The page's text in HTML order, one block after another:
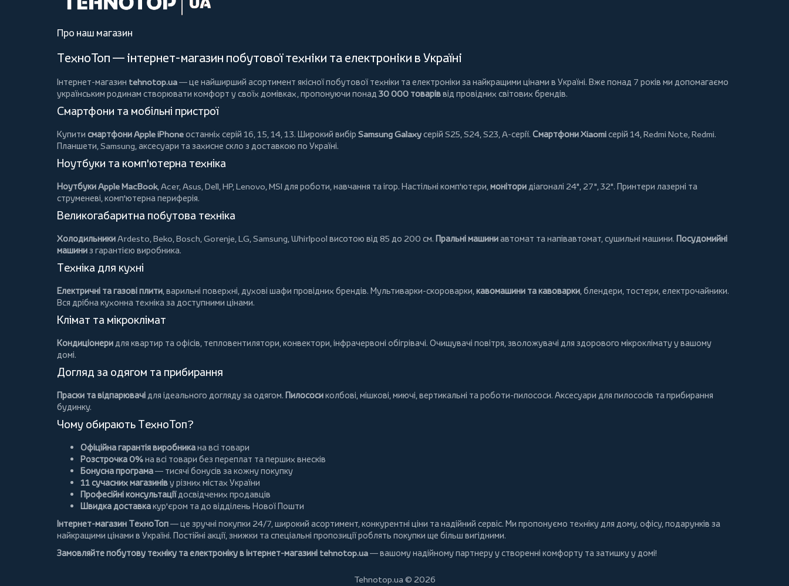
Про наш магазин
ТехноТоп — інтернет-магазин побутової техніки та електроніки в Україні
Інтернет-магазин tehnotop.ua— це найширший асортимент якісної побутової техніки та електроніки за найкращими цінами в Україні. Вже понад 7 років ми допомагаємо
українським родинам створювати комфорт у своїх домівках, пропонуючи понад 30 000 товаріввід провідних світових брендів.
Смартфони та мобільні пристрої
Купити смартфони Apple iPhoneостанніх серій 16, 15, 14, 13. Широкий вибір Samsung Galaxyсерій S25, S24, S23, A-серії. Смартфони Xiaomiсерій 14, Redmi Note, Redmi.
Планшети, Samsung, аксесуари тазахисне скло з доставкою по Україні.
Ноутбуки та комп'ютерна техніка
Ноутбуки Apple MacBook,Acer,Asus,Dell,HP,Lenovo,MSI для роботи, навчання та ігор. Настільні комп'ютери,моніторидіагоналі 24", 27", 32". Принтери лазерні та
струменеві, комп'ютерна периферія.
Великогабаритна побутова техніка
ХолодильникиArdesto,Beko,Bosch,Gorenje,LG,Samsung,Whirlpool висотою від 85 до 200 см. Пральні машиниавтомат та напівавтомат,сушильні машини. Посудомийні
машиниз гарантією виробника.
Техніка для кухні
Електричні та газові плити, варильні поверхні, духові шафи провідних брендів. Мультиварки-скороварки,кавомашини та кавоварки,блендери, тостери,електрочайники.
Вся дрібна кухонна техніка за доступними цінами.
Клімат та мікроклімат
Кондиціонеридля квартир та офісів, тепловентилятори,конвектори,інфрачервоні обігрівачі. Очищувачі повітря, зволожувачі для здорового мікроклімату у вашому
домі.
Догляд за одягом та прибирання
Праски та відпарювачідля ідеального догляду за одягом. Пилососиколбові,мішкові,миючі,вертикальні тароботи-пилососи. Аксесуари для пилососів та прибирання
будинку.
Чому обирають ТехноТоп?
Офіційна гарантія виробникана всі товари
Розстрочка 0%на всі товари без переплат та перших внесків
Бонусна програма— тисячі бонусів за кожну покупку
11 сучасних магазиніву різних містах України
Професійні консультаціїдосвідчених продавців
Швидка доставкакур'єром та до відділень Нової Пошти
Інтернет-магазин ТехноТоп— це зручні покупки 24/7, широкий асортимент, конкурентні ціни та надійний сервіс. Ми пропонуємо техніку для дому, офісу, подарунків за
найкращими цінами в Україні. Постійні акції, знижки та спеціальні пропозиції роблять покупки ще більш вигідними.
Замовляйте побутову техніку та електроніку в інтернет-магазині tehnotop.ua— вашому надійному партнеру у створенні комфорту та затишку у домі!
Tehnotop.ua © 2026